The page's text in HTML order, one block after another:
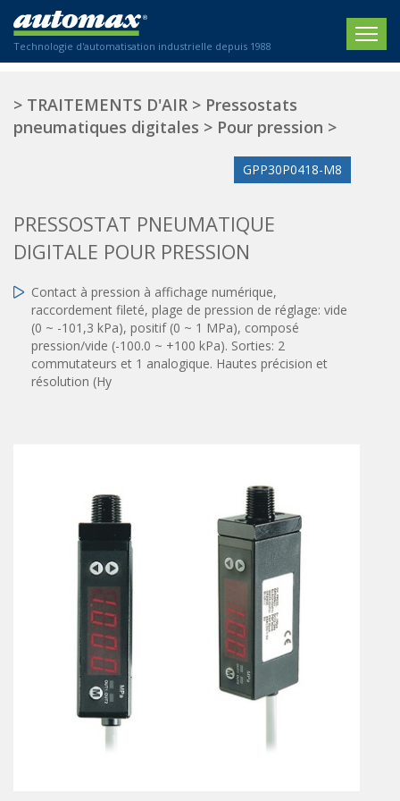
Technologie d'automatisation industrielle depuis 1988
ACCUEIL
SOCIÉTÉ
Actionneurs électriques
Actionneurs standardisés
Amortisseurs hydrauliques
Régulateurs hydrauliques
Systèmes modulaires pneumatiques
Tables de translation
Joints tournants
CONTRÔLE DES FLUIDES
Auxiliaires de ligne
Auxiliaires de raccordement
Électrovannes tous fluides
DISTRIBUTEURS
Commande à pédale
Commande électrique
Commande manuelle
SECTEURS
Agriculture
Imprimerie
Plasturgie
Solutions personnalisées
CONTACT
Nous sommes heureux de vous conseiller !
+33 0 254 553 811
En
> TRAITEMENTS D'AIR > Pressostats
pneumatiques digitales > Pour pression >
GPP30P0418-M8
PRESSOSTAT PNEUMATIQUE
DIGITALE POUR PRESSION
Contact à pression à affichage numérique,
raccordement fileté, plage de pression de réglage: vide
(0 ~ -101,3 kPa), positif (0 ~ 1 MPa), composé
pression/vide (-100.0 ~ +100 kPa). Sorties: 2
commutateurs et 1 analogique. Hautes précision et
résolution (Hy